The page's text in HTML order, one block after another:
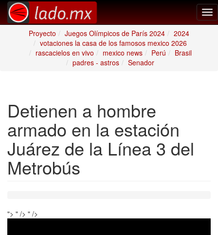
Proyecto
Juegos Olímpicos de París 2024
2024
votaciones la casa de los famosos mexico 2026
rascacielos en vivo
mexico news Perú
Brasil
padres - astros
Senador
Detienen a hombre
armado en la estación
Juárez de la Línea 3 del
Metrobús
"> " /> " />